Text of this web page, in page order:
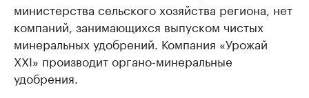
министерства сельского хозяйства региона, нет
компаний, занимающихся выпуском чистых
минеральных удобрений. Компания «Урожай
XXI» производит органо-минеральные
удобрения.